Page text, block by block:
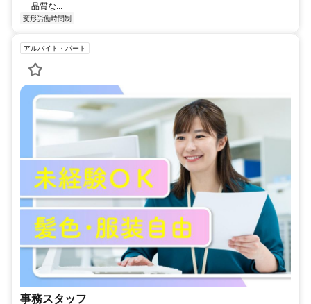
品質な...
変形労働時間制
アルバイト・パート
事務スタッフ